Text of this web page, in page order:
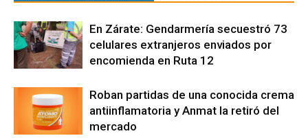
En Zárate: Gendarmería secuestró 73
celulares extranjeros enviados por
encomienda en Ruta 12
Roban partidas de una conocida crema
antiinflamatoria y Anmat la retiró del
mercado